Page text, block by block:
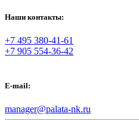
Наши контакты:
+7 495 380-41-61
+7 905 554-36-42
E-mail:
manager@palata-nk.ru